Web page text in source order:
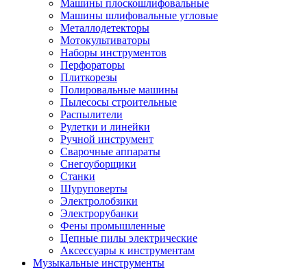
Машины плоскошлифовальные
Машины шлифовальные угловые
Металлодетекторы
Мотокультиваторы
Наборы инструментов
Перфораторы
Плиткорезы
Полировальные машины
Пылесосы строительные
Распылители
Рулетки и линейки
Ручной инструмент
Сварочные аппараты
Снегоуборщики
Станки
Шуруповерты
Электролобзики
Электрорубанки
Фены промышленные
Цепные пилы электрические
Аксессуары к инструментам
Музыкальные инструменты